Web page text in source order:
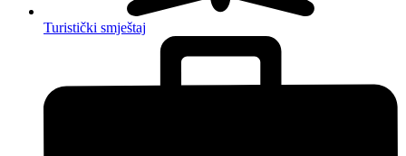
Turistički smještaj